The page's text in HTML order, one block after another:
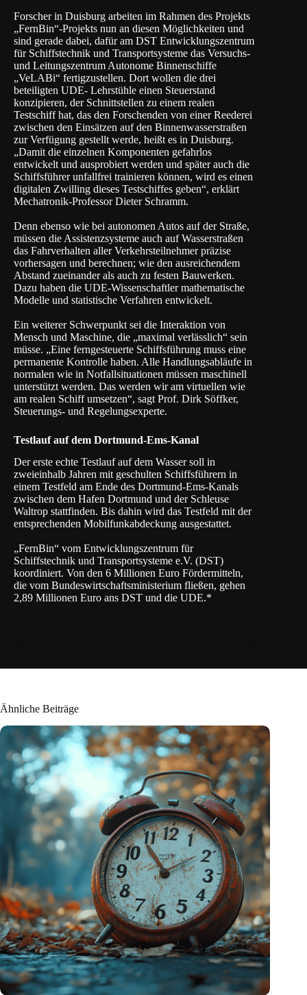
Forscher in Duisburg arbeiten im Rahmen des Projekts
„FernBin“-Projekts nun an diesen Möglichkeiten und
sind gerade dabei, dafür am DST Entwicklungszentrum
für Schiffstechnik und Transportsysteme das Versuchs-
und Leitungszentrum Autonome Binnenschiffe
„VeLABi“ fertigzustellen. Dort wollen die drei
beteiligten UDE- Lehrstühle einen Steuerstand
konzipieren, der Schnittstellen zu einem realen
Testschiff hat, das den Forschenden von einer Reederei
zwischen den Einsätzen auf den Binnenwasserstraßen
zur Verfügung gestellt werde, heißt es in Duisburg.
„Damit die einzelnen Komponenten gefahrlos
entwickelt und ausprobiert werden und später auch die
Schiffsführer unfallfrei trainieren können, wird es einen
digitalen Zwilling dieses Testschiffes geben“, erklärt
Mechatronik-Professor Dieter Schramm.
Denn ebenso wie bei autonomen Autos auf der Straße,
müssen die Assistenzsysteme auch auf Wasserstraßen
das Fahrverhalten aller Verkehrsteilnehmer präzise
vorhersagen und berechnen; wie den ausreichendem
Abstand zueinander als auch zu festen Bauwerken.
Dazu haben die UDE-Wissenschaftler mathematische
Modelle und statistische Verfahren entwickelt.
Ein weiterer Schwerpunkt sei die Interaktion von
Mensch und Maschine, die „maximal verlässlich“ sein
müsse. „Eine ferngesteuerte Schiffsführung muss eine
permanente Kontrolle haben. Alle Handlungsabläufe in
normalen wie in Notfallsituationen müssen maschinell
unterstützt werden. Das werden wir am virtuellen wie
am realen Schiff umsetzen“, sagt Prof. Dirk Söffker,
Steuerungs- und Regelungsexperte.
Testlauf auf dem Dortmund-Ems-Kanal
Der erste echte Testlauf auf dem Wasser soll in
zweieinhalb Jahren mit geschulten Schiffsführern in
einem Testfeld am Ende des Dortmund-Ems-Kanals
zwischen dem Hafen Dortmund und der Schleuse
Waltrop stattfinden. Bis dahin wird das Testfeld mit der
entsprechenden Mobilfunkabdeckung ausgestattet.
„FernBin“ vom Entwicklungszentrum für
Schiffstechnik und Transportsysteme e.V. (DST)
koordiniert. Von den 6 Millionen Euro Fördermitteln,
die vom Bundeswirtschaftsministerium fließen, gehen
2,89 Millionen Euro ans DST und die UDE.*
Ähnliche Beiträge